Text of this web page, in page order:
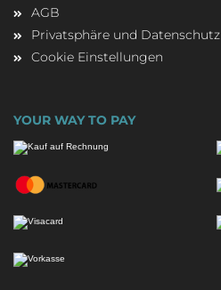
AGB
Privatsphäre und Datenschutz
Cookie Einstellungen
YOUR WAY TO PAY